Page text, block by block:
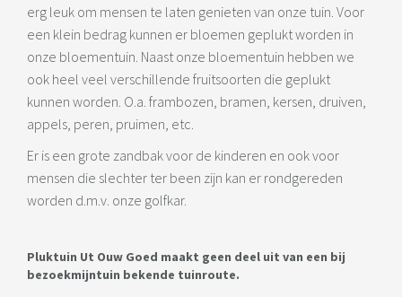
erg leuk om mensen te laten genieten van onze tuin. Voor
een klein bedrag kunnen er bloemen geplukt worden in
onze bloementuin. Naast onze bloementuin hebben we
ook heel veel verschillende fruitsoorten die geplukt
kunnen worden. O.a. frambozen, bramen, kersen, druiven,
appels, peren, pruimen, etc.
Er is een grote zandbak voor de kinderen en ook voor
mensen die slechter ter been zijn kan er rondgereden
worden d.m.v. onze golfkar.
Pluktuin Ut Ouw Goed maakt geen deel uit van een bij
bezoekmijntuin bekende tuinroute.